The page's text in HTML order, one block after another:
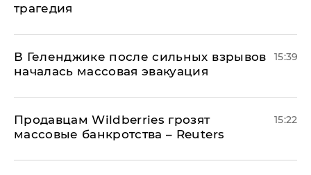
трагедия
В Геленджике после сильных взрывов
началась массовая эвакуация
15:39
Продавцам Wildberries грозят
массовые банкротства – Reuters
15:22